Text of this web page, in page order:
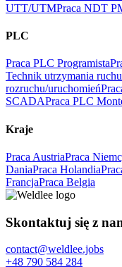
UTT/UTMPraca NDT
PLC
Praca PLC Programista
Technik utrzymania ruchu
rozruchu/uruchomień
SCADAPraca PLC
Kraje
Praca AustriaPraca
DaniaPraca Holandia
FrancjaPraca Belgia
Skontaktuj się z
contact@weldlee.jobs
+48 790 584 284